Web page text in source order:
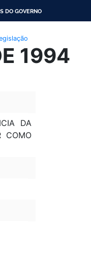
DO GOVERNO
1994
DA
COMO